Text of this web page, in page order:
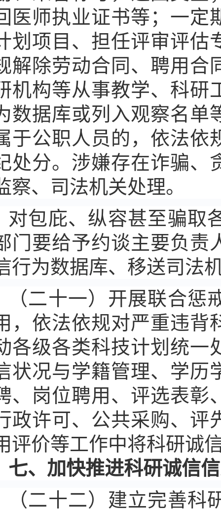
医师执业证书等；一定
划项目、担任评审评估
解除劳动合同、聘用合
机构等从事教学、科研
数据库或列入观察名单
于公职人员的，依法依
处分。涉嫌存在诈骗、
察、司法机关处理。
对包庇、纵容甚至骗取
门要给予约谈主要负责
行为数据库、移送司法
（二十一）开展联合
，依法依规对严重违背
各级各类科技计划统一
状况与学籍管理、学历
、岗位聘用、评选表彰
政许可、公共采购、评
评价等工作中将科研诚
七、加快推进科研诚信
（二十二）建立完善